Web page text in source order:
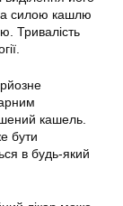
силою кашлю
Тривалість
кашель.
бути
в будь-який